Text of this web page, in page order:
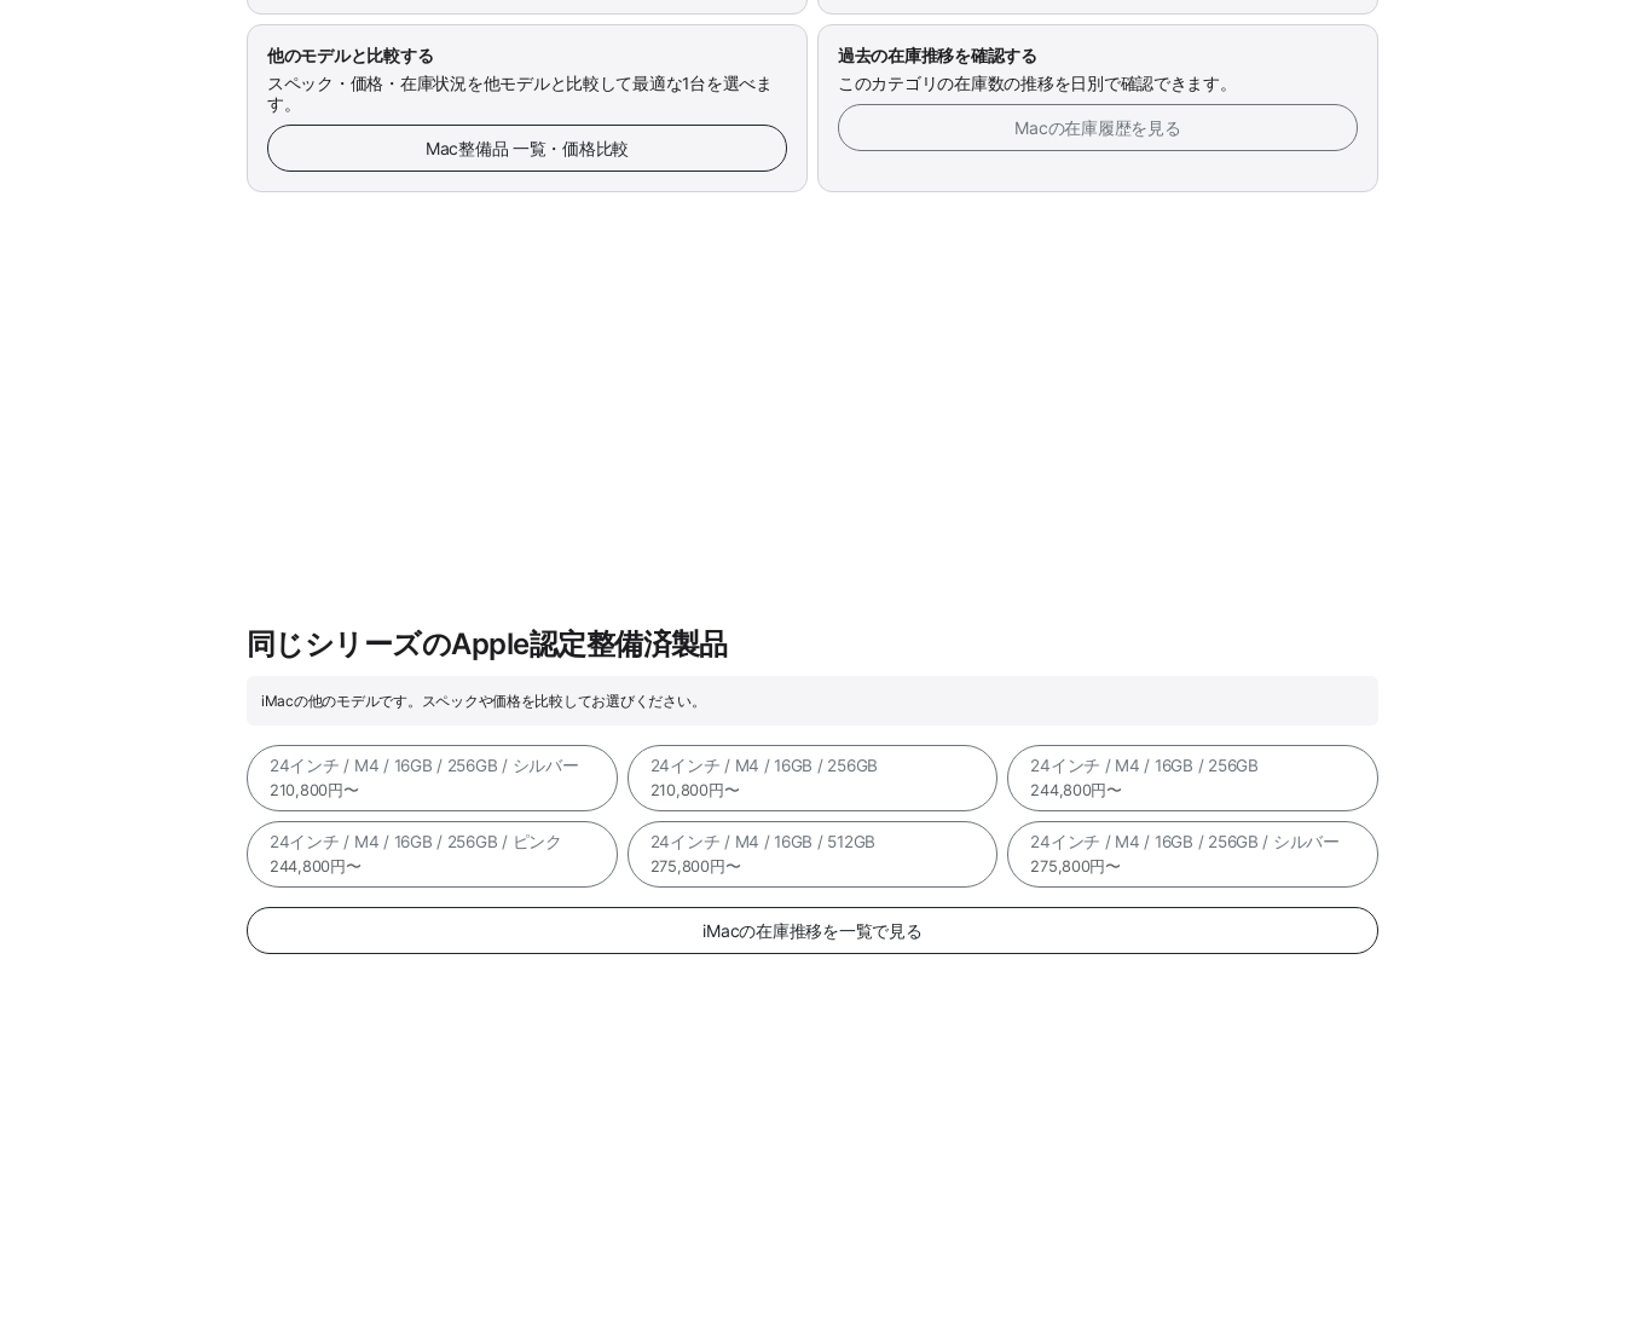
他のモデルと比較する
スペック・価格・在庫状況を他モデルと比較して最適な1台を選べま
す。
Mac整備品 一覧・価格比較
過去の在庫推移を確認する
このカテゴリの在庫数の推移を日別で確認できます。
Macの在庫履歴を見る
同じシリーズのApple認定整備済製品
iMacの他のモデルです。スペックや価格を比較してお選びください。
24インチ / M4 / 16GB / 256GB / シルバー
210,800円〜
24インチ / M4 / 16GB / 256GB
210,800円〜
24インチ / M4 / 16GB / 256GB
244,800円〜
24インチ / M4 / 16GB / 256GB / ピンク
244,800円〜
24インチ / M4 / 16GB / 512GB
275,800円〜
24インチ / M4 / 16GB / 256GB / シルバー
275,800円〜
iMacの在庫推移を一覧で見る